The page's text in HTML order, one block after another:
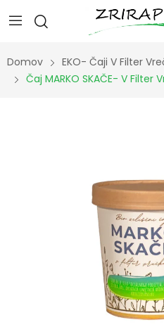
Domov
EKO- Čaji V Filter
Čaj MARKO SKAČE- V Filter